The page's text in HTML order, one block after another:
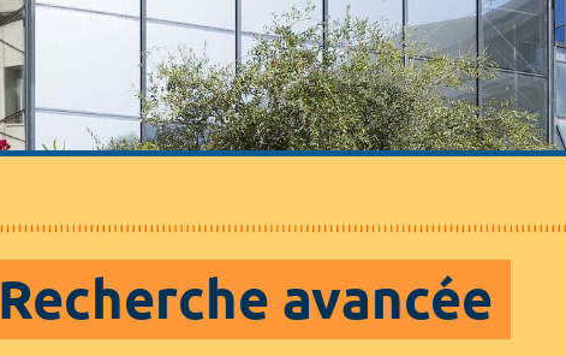
Recherche avancée